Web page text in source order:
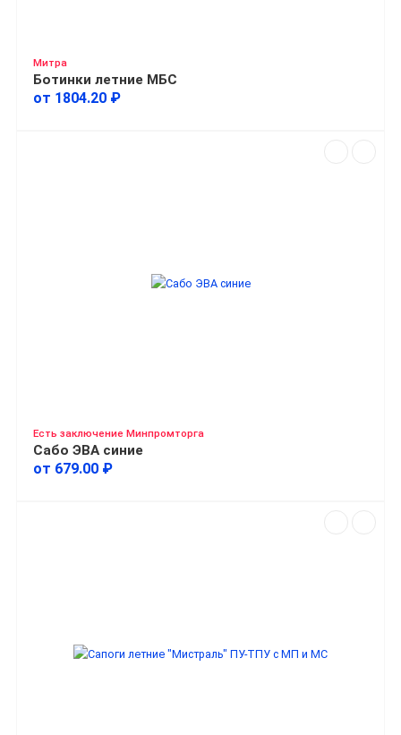
Митра
Ботинки летние МБС
от 1804.20 ₽
Есть заключение Минпромторга
Сабо ЭВА синие
от 679.00 ₽